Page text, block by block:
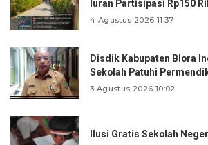
Iuran Partisipasi Rp150
4 Agustus 2026 11:37
Disdik Kabupaten Blora
Sekolah Patuhi
3 Agustus 2026 10:02
Ilusi Gratis Sekolah